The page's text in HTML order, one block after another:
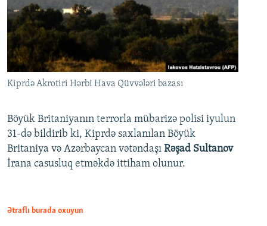
Kiprdə Akrotiri Hərbi Hava Qüvvələri bazası
Böyük Britaniyanın terrorla mübarizə polisi iyulun
31-də bildirib ki, Kiprdə saxlanılan Böyük
Britaniya və Azərbaycan vətəndaşı Rəşad Sultanov
İrana casusluq etməkdə ittiham olunur.
Ətraflı burada oxuyun